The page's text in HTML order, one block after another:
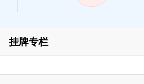
挂牌专栏